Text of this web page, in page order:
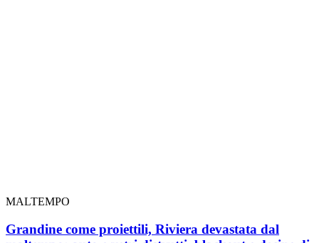
MALTEMPO
Grandine come proiettili, Riviera devastata dal